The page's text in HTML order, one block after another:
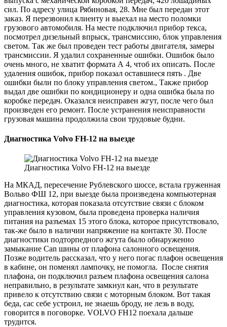
сил. По адресу улица Рябиновая, 28. Мне был передан этот
заказ. Я перезвонил клиенту и выехал на место поломки
грузового автомобиля. На месте подключил прибор текса,
посмотрел дизельный впрыск, трансмиссию, блок управления
светом. Так же был проведен тест работы двигателя, замеры
трансмиссии. Я удалил сохраненные ошибки. Ошибок было
очень много, не хватит формата А 4, чтоб их описать. После
удаления ошибок, прибор показал оставшиеся пять . Две
ошибки были по блоку управления светом., Также прибор
выдал две ошибки по кондиционеру и одна ошибка была по
коробке передач. Оказался неисправен жгут, после чего был
произведен его ремонт. После устранения неисправности
грузовая машина продолжила свои трудовые будни.
Диагностика Volvo FH-12 на выезде
Диагностика Volvo FH-12 на выезде
На МКАД, пересечение Рублевского шоссе, встала груженная
Вольво ФШ 12, при выезде была произведена компьютерная
диагностика, которая показала отсутствие связи с блоком
управления кузовом, была проведена проверка наличия
питания на разъемах 15 этого блока, которое присутствовало,
так-же было в наличии напряжение на контакте 30. После
диагностики подторпедного жгута было обнаруженно
замыкание Can шины от плафона салонного освещения.
Позже водитель рассказал, что у него погас плафон освещения
в кабине, он поменял лампочку, не помогла. После снятия
плафона, он подключил разъем плафона освещения салона
неправильно, в результате замкнул кан, что в результате
привело к отсутствию связи с моторным блоком. Вот такая
беда, сас себе устроил, не знаешь броду, не лезь в воду,
говорится в поговорке. VOLVO FH12 поехала дальше
трудится.